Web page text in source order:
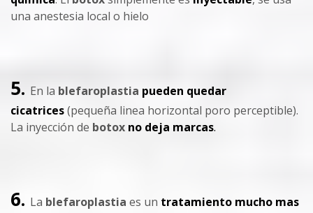
una anestesia local o hielo
5. En la blefaroplastia pueden quedar
cicatrices(pequeña linea horizontal poro perceptible).
La inyección de botox no deja marcas.
6. La blefaroplastia es un tratamiento mucho mas